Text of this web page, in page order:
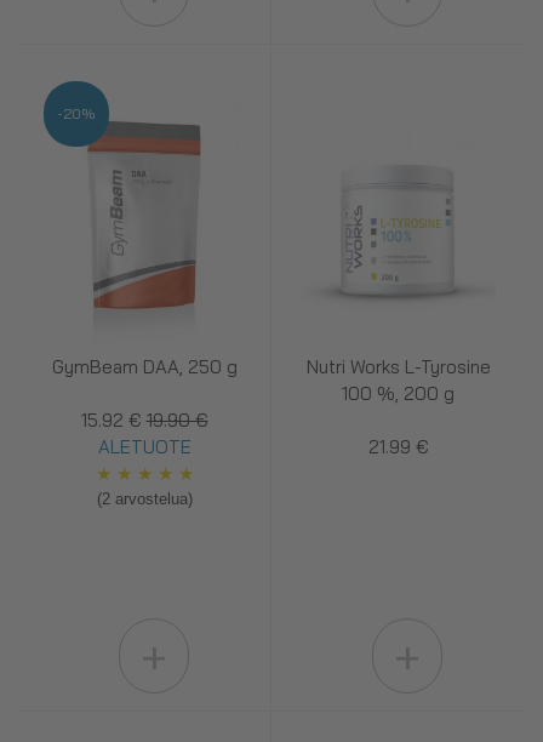
GymBeam DAA, 250 g
15.92 € 19.90 €
ALETUOTE
★ ★ ★ ★ ★
(2 arvostelua)
-20%
Nutri Works L-Tyrosine
100 %, 200 g
21.99 €